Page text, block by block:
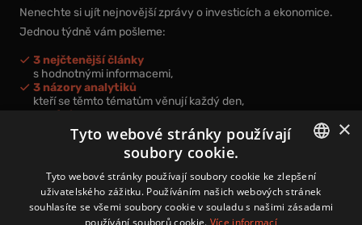
Nenechte si ujít nejnovější zprávy o investicích a ekonomice.
Jednou týdně vám pošleme:
3 nejčtenější články
s hodnotnými informacemi,
3 názory analytiků
kteří se těmto tématům věnují každý den,
nová videa a podcasty
k prohloubení vašich znalostí.
Přihlášením k newsletteru vyjadřujete svůj souhlas spodmínkami
zpracování osobních údajů.
CZECH
×
Tyto webové stránky používají
soubory cookie.
Tyto webové stránky používají soubory cookie ke zlepšení
uživatelského zážitku. Používáním našich webových stránek
souhlasíte se všemi soubory cookie v souladu s našimi zásadami
používání souborů cookie. Více informací